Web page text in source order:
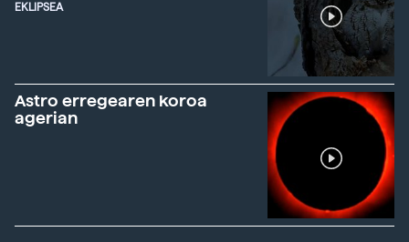
EKLIPSEA
Astro erregearen koroa
agerian